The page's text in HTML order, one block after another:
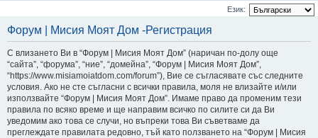
ъ
Език:
Форум | Мисия Моят Дом -Регистрация
С влизането Ви в “Форум | Мисия Моят Дом” (наричан по-долу още
“сайта”, “форума”, “ние”, “домейна”, “Форум | Мисия Моят Дом”,
“https://www.misiamoiatdom.com/forum”), Вие се съгласявате със следните
условия. Ако не сте съгласни с всички правила, моля не влизайте и/или
използвайте “Форум | Мисия Моят Дом”. Имаме право да променим тези
правила по всяко време и ще направим всичко по силите си да Ви
уведомим ако това се случи, но въпреки това Ви съветваме да
преглеждате правилата редовно, тъй като ползването на “Форум | Мисия